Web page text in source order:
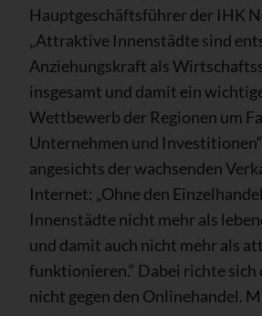
Hauptgeschäftsführer der IHK
„Attraktive Innenstädte sind
Anziehungskraft als
insgesamt und damit ein
Wettbewerb der Regionen um
Unternehmen und
angesichts der wachsenden
Internet: „Ohne den
Innenstädte nicht mehr als
und damit auch nicht mehr als
funktionieren.“ Dabei richte sich
nicht gegen den Onlinehandel.